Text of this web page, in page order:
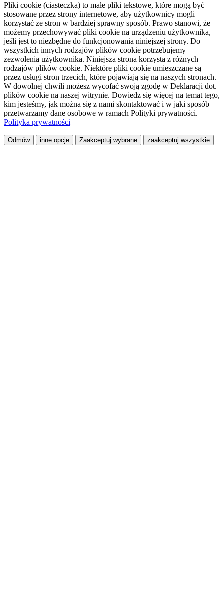
Pliki cookie (ciasteczka) to małe pliki tekstowe, które mogą być
stosowane przez strony internetowe, aby użytkownicy mogli
korzystać ze stron w bardziej sprawny sposób. Prawo stanowi, że
możemy przechowywać pliki cookie na urządzeniu użytkownika,
jeśli jest to niezbędne do funkcjonowania niniejszej strony. Do
wszystkich innych rodzajów plików cookie potrzebujemy
zezwolenia użytkownika. Niniejsza strona korzysta z różnych
rodzajów plików cookie. Niektóre pliki cookie umieszczane są
przez usługi stron trzecich, które pojawiają się na naszych stronach.
W dowolnej chwili możesz wycofać swoją zgodę w Deklaracji dot.
plików cookie na naszej witrynie. Dowiedz się więcej na temat tego,
kim jesteśmy, jak można się z nami skontaktować i w jaki sposób
przetwarzamy dane osobowe w ramach Polityki prywatności.
Polityka prywatności
Odmów inne opcje Zaakceptuj wybrane zaakceptuj wszystkie